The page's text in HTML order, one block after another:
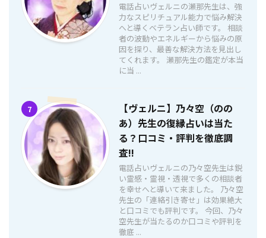
電話占いヴェルニの瀬那先生は、強
力なスピリチュアル能力で悩み解決
へと導くベテラン占い師です。 相談
者の波動やエネルギーから悩みの原
因を探り、最善な解決方法を見出し
てくれます。 瀬那先生の鑑定が本当
に当 ...
7
【ヴェルニ】乃々空（のの
あ）先生の復縁占いは当た
る？口コミ・評判を徹底調
査!!
電話占いヴェルニの乃々空先生は鋭
い霊感・霊視・透視で多くの相談者
を幸せへと導いて来ました。 乃々空
先生の「連絡引き寄せ」は効果絶大
と口コミでも評判です。 今回、乃々
空先生が当たるのか口コミや評判を
徹底 ...